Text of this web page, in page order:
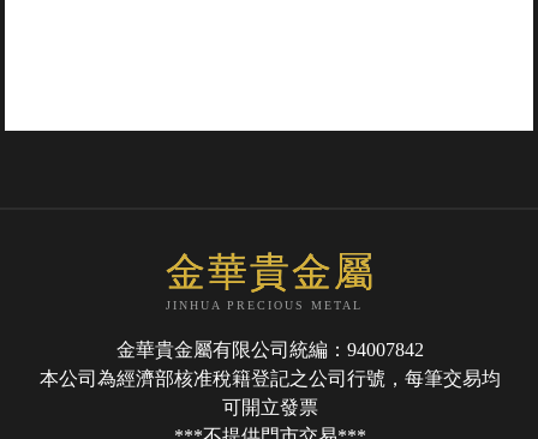
金華貴金屬
JINHUA PRECIOUS METAL
金華貴金屬有限公司統編：94007842
本公司為經濟部核准稅籍登記之公司行號，每筆交易均
可開立發票